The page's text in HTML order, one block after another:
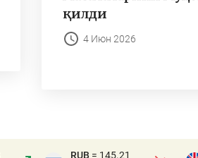
қилди
4 Июн 2026
RUB = 145.21